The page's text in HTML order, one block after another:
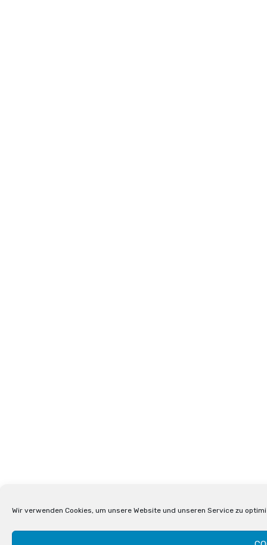
Wir verwenden Cookies, um unsere Website und unseren Service zu